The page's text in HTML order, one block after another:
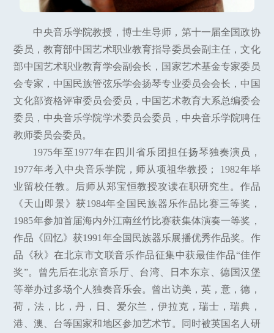
中央音乐学院教授，博士生导师，第十一届全国政协
委员，教育部中国艺术职业教育指导委员会副主任，文化
部中国艺术职业教育学会副会长，国家艺术基金专家委员
会专家，中国民族管弦乐学会扬琴专业委员会会长，中国
文化部资格评审委员会委员，中国艺术教育大系总编委会
委员，中央音乐学院学术委员会委员，中央音乐学院聘任
教师委员会委员。
1975年至1977年在四川省乐团担任扬琴独奏演员，
1977年考入中央音乐学院，师从项祖华教授； 1982年毕
业留校任教。后师从郑宝恒教授攻读在职研究生。作品
《天山即景》获1984年全国民族器乐作品比赛三等奖，
1985年参加首届海内外江南丝竹比赛获集体演奏一等奖，
作品《回忆》获1991年全国民族器乐展播优秀作品奖。作
品《秋》在北京市文联音乐作品征集中获最佳作品“佳作
奖”。曾先后在北京音乐厅、台湾、日本东京、德国汉堡
等举办过多场个人独奏音乐会。曾出访美，英，意，德，
荷，法，比，丹，日、爱尔兰，伊拉克，瑞士，瑞典，
港、澳、台等国家和地区参加艺术节。同时被英国名人研